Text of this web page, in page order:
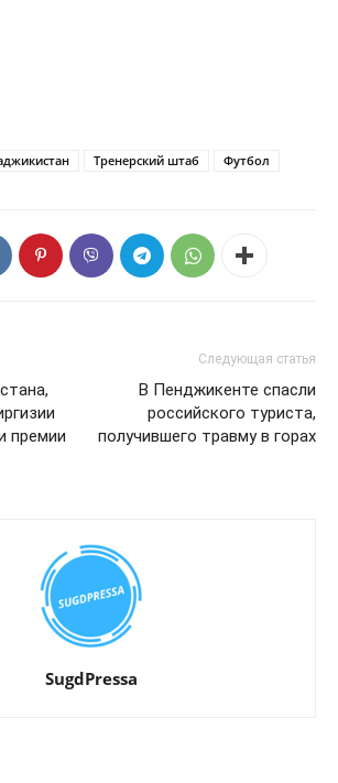
Тренерский штаб Футбол
премии
Следующая статья
В Пенджикенте спасли
российского туриста,
получившего травму в горах
SugdPressa